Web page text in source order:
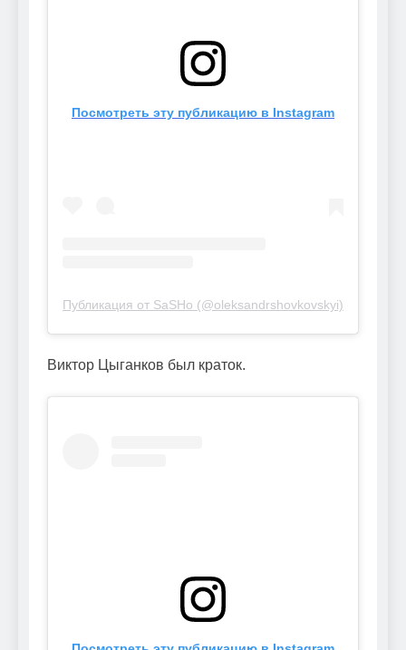
Посмотреть эту публикацию в Instagram
Публикация от SaSHo (@oleksandrshovkovskyi)
Виктор Цыганков был краток.